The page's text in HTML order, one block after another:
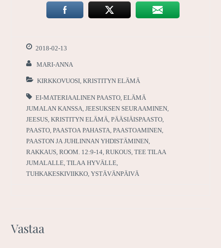
2018-02-13
MARI-ANNA
KIRKKOVUOSI ,KRISTITYN ELÄMÄ
EI-MATERIAALINEN PAASTO ,ELÄMÄ
JUMALAN KANSSA ,JEESUKSEN SEURAAMINEN
JEESUS ,KRISTITYN ELÄMÄ ,PÄÄSIÄISPAASTO
PAASTO ,PAASTOA PAHASTA ,PAASTOAMINEN
PAASTON JA JUHLINNAN YHDISTÄMINEN
RAKKAUS ,ROOM. 12:9-14 ,RUKOUS ,TEE TILAA
JUMALALLE ,TILAA HYVÄLLE
TUHKAKESKIVIIKKO ,YSTÄVÄNPÄIVÄ
Vastaa